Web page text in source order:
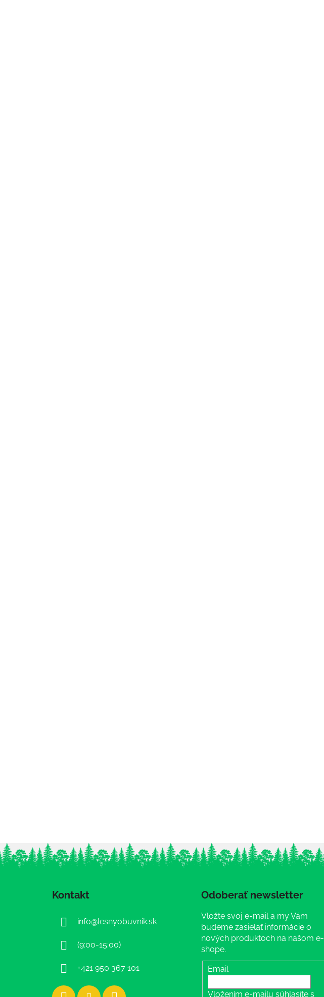
Kontakt
info@lesnyobuvnik.sk
(9:00-15:00)
+421 950 367 101
Odoberať newsletter
Vložte svoj e-mail a my Vám
budeme zasielať informácie o
nových produktoch na našom e-
shope.
Email
Vložením e-mailu súhlasíte s